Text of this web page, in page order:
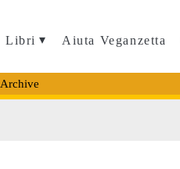
Libri Aiuta Veganzetta
Archive